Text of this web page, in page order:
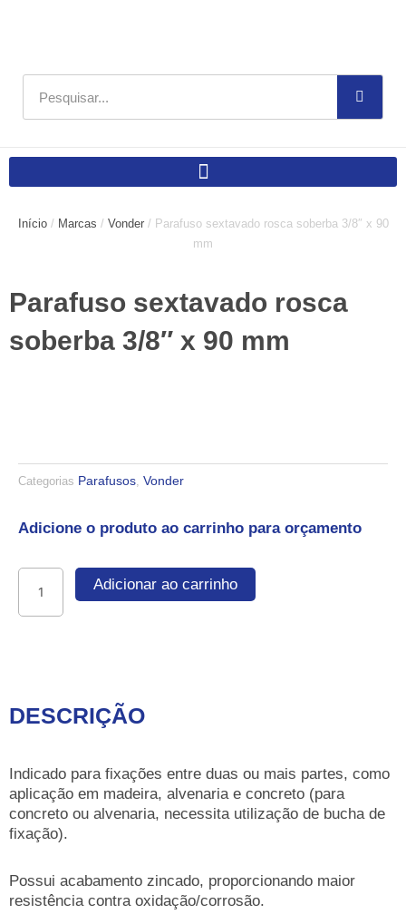
Pesquisar
Início/ Marcas / Vonder/ Parafuso sextavado rosca soberba 3/8″ x 90
mm
Parafuso sextavado rosca
soberba 3/8″ x 90 mm
Categorias Parafusos Vonder
Adicione o produto ao carrinho para orçamento
sextavado
rosca
mm
Adicionar ao carrinho
DESCRIÇÃO
Indicado para fixações entre duas ou mais partes, como
aplicação em madeira, alvenaria e concreto (para
concreto ou alvenaria, necessita utilização de bucha de
fixação).
Possui acabamento zincado, proporcionando maior
resistência contra oxidação/corrosão.